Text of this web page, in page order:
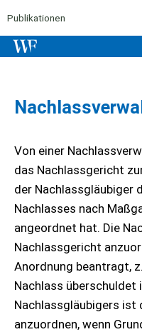
Publikationen
Von einer
das Nachlassgericht
der Nachlassgläubiger
Nachlasses nach
angeordnet hat. Die
Nachlassgericht
Anordnung beantragt,
Nachlass überschuldet
Nachlassgläubigers ist
anzuordnen, wenn